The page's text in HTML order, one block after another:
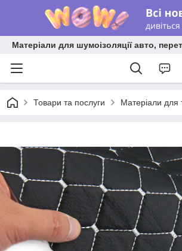
Матеріали для шумоізоляції авто,
Товари та послуги Матеріали для